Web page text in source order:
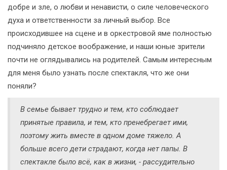
добре и зле, о любви и ненависти, о силе человеческого
духа и ответственности за личный выбор. Все
происходившее на сцене и в оркестровой яме полностью
подчиняло детское воображение, и наши юные зрители
почти не оглядывались на родителей. Самым интересным
для меня было узнать после спектакля, что же они
поняли?
В семье бывает трудно и тем, кто соблюдает
принятые правила, и тем, кто пренебрегает ими,
поэтому жить вместе в одном доме тяжело. А
больше всего дети страдают, когда нет папы. В
спектакле было всё, как в жизни, - рассудительно